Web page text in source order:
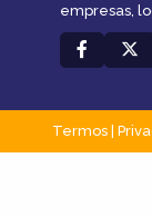
empresas,
Termos